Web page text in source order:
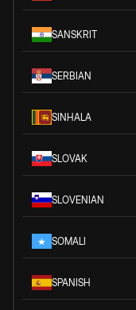
SANSKRIT
SERBIAN
SINHALA
SLOVAK
SLOVENIAN
SOMALI
SPANISH